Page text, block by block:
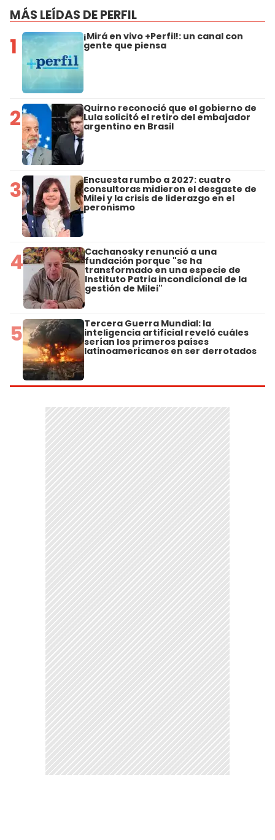
MÁS LEÍDAS DE PERFIL
1 ¡Mirá en vivo +Perfil!: un canal con
gente que piensa
2 Quirno reconoció que el gobierno de
Lula solicitó el retiro del embajador
argentino en Brasil
3 Encuesta rumbo a 2027: cuatro
consultoras midieron el desgaste de
Milei y la crisis de liderazgo en el
peronismo
4 Cachanosky renunció a una
fundación porque "se ha
transformado en una especie de
Instituto Patria incondicional de la
gestión de Milei"
5 Tercera Guerra Mundial: la
inteligencia artificial reveló cuáles
serían los primeros países
latinoamericanos en ser derrotados